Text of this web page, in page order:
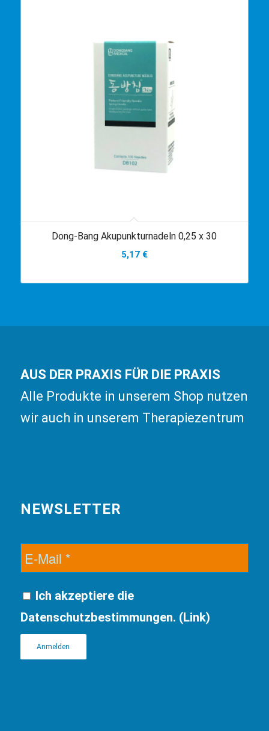
Dong-Bang Akupunkturnadeln 0,25 x 30
5,17 €
AUS DER PRAXIS FÜR DIE PRAXIS
Alle Produkte in unserem Shop nutzen
wir auch in unserem Therapiezentrum
NEWSLETTER
Ich akzeptiere die
Datenschutzbestimmungen. (Link)